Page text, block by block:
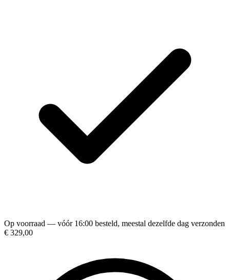
Op voorraad — vóór 16:00 besteld, meestal dezelfde dag verzonden
€ 329,00